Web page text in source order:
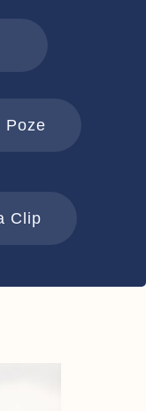
Poze
Clip